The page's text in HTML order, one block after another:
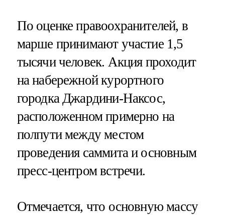
По оценке правоохранителей, в
марше принимают участие 1,5
тысячи человек. Акция проходит
на набережной курортного
городка Джардини-Наксос,
расположенном примерно на
полпути между местом
проведения саммита и основным
пресс-центром встречи.
Отмечается, что основную массу